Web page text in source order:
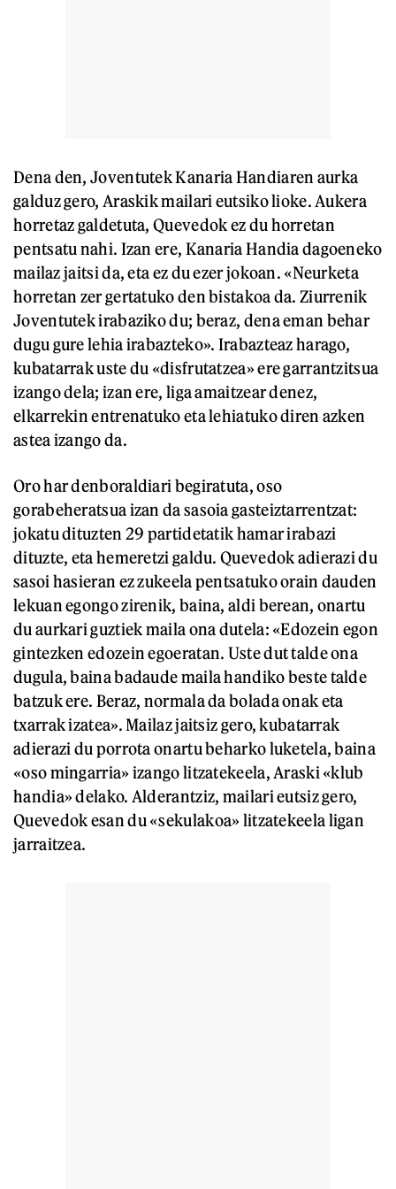
Dena den, Joventutek Kanaria Handiaren aurka
galduz gero, Araskik mailari eutsiko lioke. Aukera
horretaz galdetuta, Quevedok ez du horretan
pentsatu nahi. Izan ere, Kanaria Handia dagoeneko
mailaz jaitsi da, eta ez du ezer jokoan. «Neurketa
horretan zer gertatuko den bistakoa da. Ziurrenik
Joventutek irabaziko du; beraz, dena eman behar
dugu gure lehia irabazteko». Irabazteaz harago,
kubatarrak uste du «disfrutatzea» ere garrantzitsua
izango dela; izan ere, liga amaitzear denez,
elkarrekin entrenatuko eta lehiatuko diren azken
astea izango da.
Oro har denboraldiari begiratuta, oso
gorabeheratsua izan da sasoia gasteiztarrentzat:
jokatu dituzten 29 partidetatik hamar irabazi
dituzte, eta hemeretzi galdu. Quevedok adierazi du
sasoi hasieran ez zukeela pentsatuko orain dauden
lekuan egongo zirenik, baina, aldi berean, onartu
du aurkari guztiek maila ona dutela: «Edozein egon
gintezken edozein egoeratan. Uste dut talde ona
dugula, baina badaude maila handiko beste talde
batzuk ere. Beraz, normala da bolada onak eta
txarrak izatea». Mailaz jaitsiz gero, kubatarrak
adierazi du porrota onartu beharko luketela, baina
«oso mingarria» izango litzatekeela, Araski «klub
handia» delako. Alderantziz, mailari eutsiz gero,
Quevedok esan du «sekulakoa» litzatekeela ligan
jarraitzea.